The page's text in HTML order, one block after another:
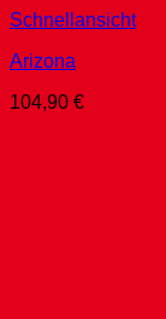
Schnellansicht
Arizona
104,90 €